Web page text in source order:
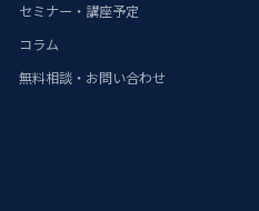
セミナー・講座予定
コラム
無料相談・お問い合わせ